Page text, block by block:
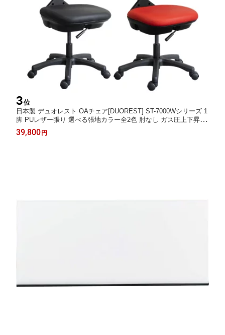
3位
日本製 デュオレスト OAチェア[DUOREST] ST-7000Wシリーズ 1
脚 PUレザー張り 選べる張地カラー全2色 肘なし ガス圧上下昇降
ナイロン双輪キャスター お客様組立 テレワーク,在宅勤務,ワーク
スペース向け
39,800 円